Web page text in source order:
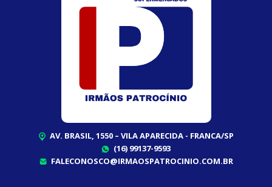
AV. BRASIL, 1550 – VILA APARECIDA - FRANCA/SP
(16) 99137-9593
FALECONOSCO@IRMAOSPATROCINIO.COM.BR